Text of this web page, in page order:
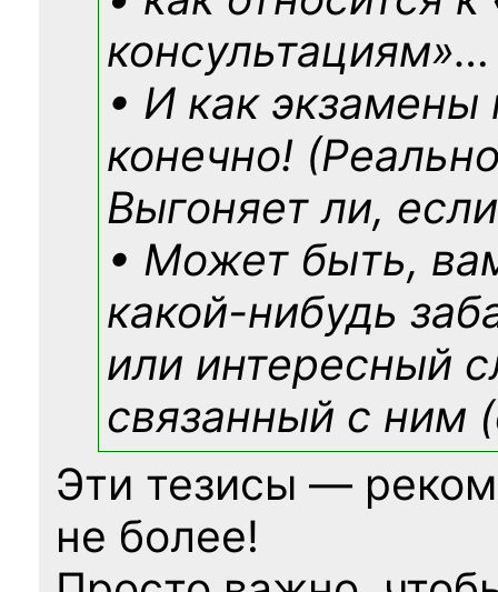
консультациям»…
• И как экзамены
конечно!
Выгоняет ли,
• Может быть,
какой-нибудь
или интересный
связанный с ним
Эти тезисы —
не более!